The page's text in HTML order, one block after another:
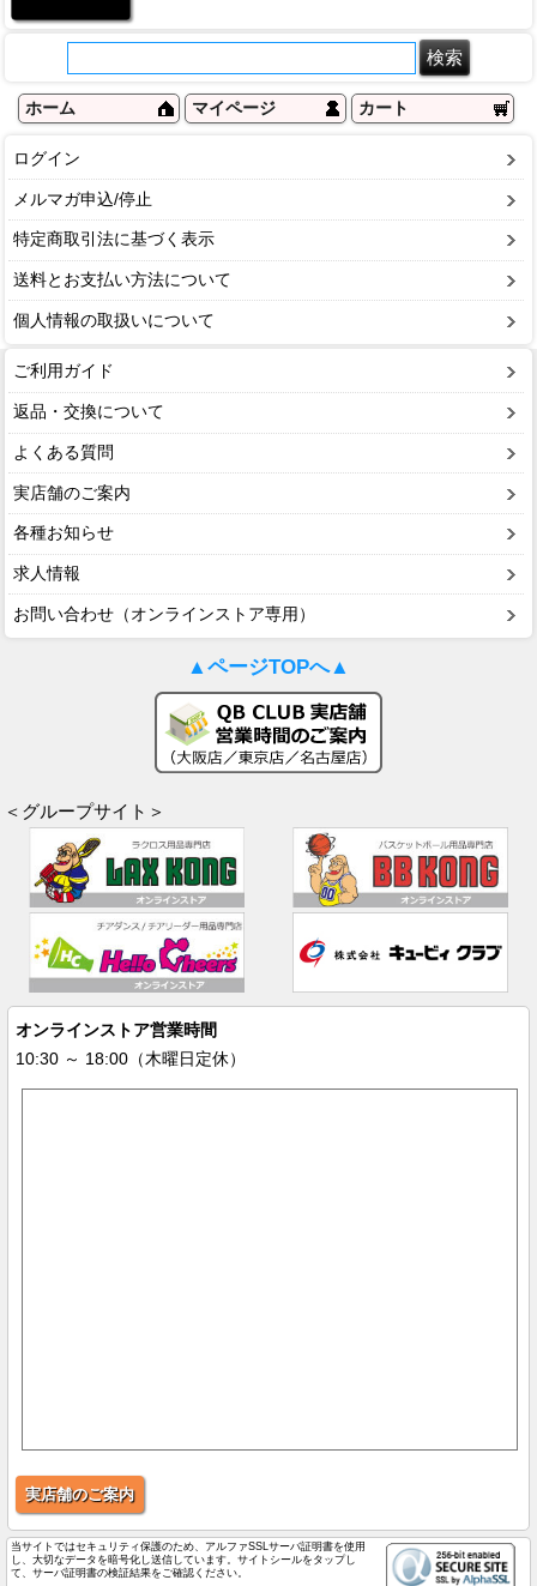
ホーム マイページ カート
ログイン
メルマガ申込/停止
特定商取引法に基づく表示
送料とお支払い方法について
個人情報の取扱いについて
ご利用ガイド
返品・交換について
よくある質問
実店舗のご案内
各種お知らせ
求人情報
お問い合わせ（オンラインストア専用）
▲ページTOPへ▲
＜グループサイト＞
オンラインストア営業時間
10:30 ～ 18:00（木曜日定休）
実店舗のご案内
当サイトではセキュリティ保護のため、アルファSSLサーバ証明書を使用
し、大切なデータを暗号化し送信しています。サイトシールをタップし
て、サーバ証明書の検証結果をご確認ください。